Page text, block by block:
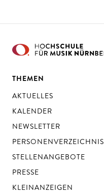
THEMEN
AKTUELLES
KALENDER
NEWSLETTER
PERSONENVERZEICHNIS
STELLENANGEBOTE
PRESSE
KLEINANZEIGEN